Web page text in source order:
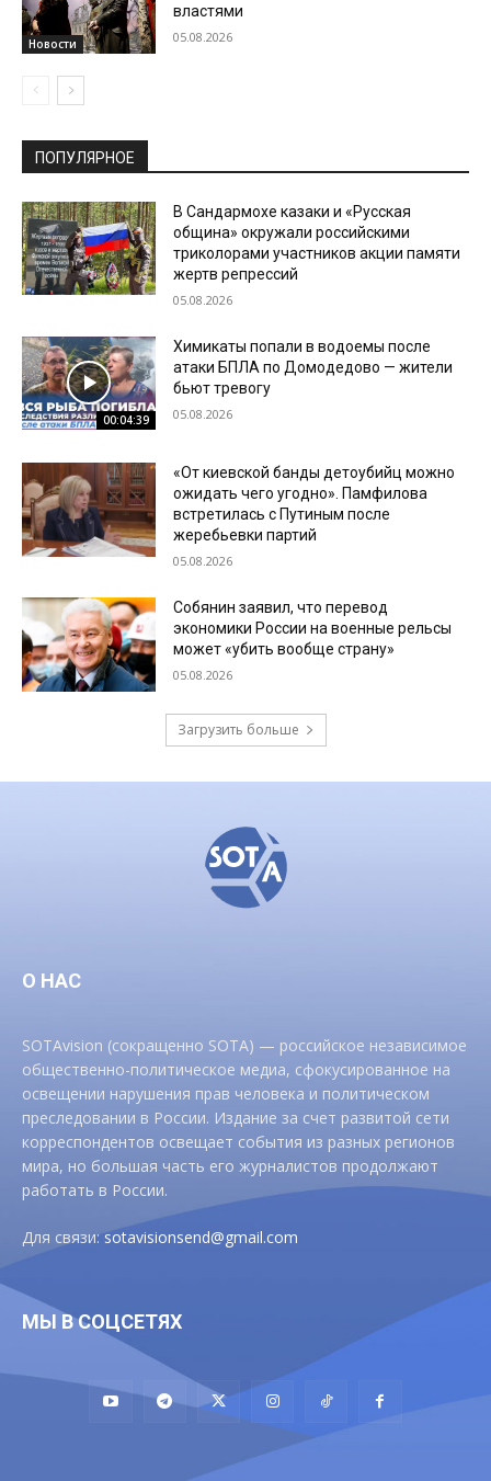
Новости
властями
05.08.2026
ПОПУЛЯРНОЕ
В Сандармохе казаки и «Русская
община» окружали российскими
триколорами участников акции памяти
жертв репрессий
05.08.2026
00:04:39
Химикаты попали в водоемы после
атаки БПЛА по Домодедово — жители
бьют тревогу
05.08.2026
«От киевской банды детоубийц можно
ожидать чего угодно». Памфилова
встретилась с Путиным после
жеребьевки партий
05.08.2026
Собянин заявил, что перевод
экономики России на военные рельсы
может «убить вообще страну»
05.08.2026
Загрузить больше
О НАС
SOTAvision (сокращенно SOTA) — российское независимое
общественно-политическое медиа, сфокусированное на
освещении нарушения прав человека и политическом
преследовании в России. Издание за счет развитой сети
корреспондентов освещает события из разных регионов
мира, но большая часть его журналистов продолжают
работать в России.
Для связи:sotavisionsend@gmail.com
МЫ В СОЦСЕТЯХ